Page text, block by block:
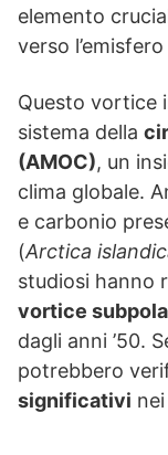
elemento
verso
Questo vortice
sistema della
(AMOC), un
clima globale.
e carbonio
(Arctica
studiosi hanno
vortice
dagli anni ’50.
potrebbero
significativi